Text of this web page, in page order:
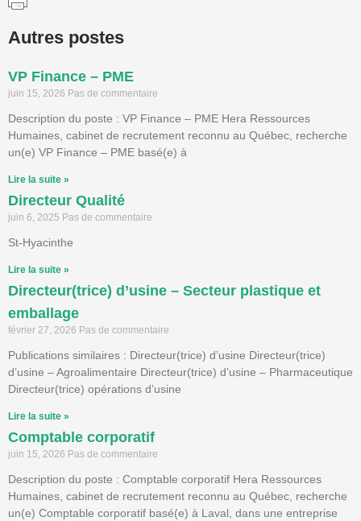
Autres postes
VP Finance – PME
juin 15, 2026 Pas de commentaire
Description du poste : VP Finance – PME Hera Ressources
Humaines, cabinet de recrutement reconnu au Québec, recherche
un(e) VP Finance – PME basé(e) à
Lire la suite »
Directeur Qualité
juin 6, 2025 Pas de commentaire
St-Hyacinthe
Lire la suite »
Directeur(trice) d’usine – Secteur plastique et
emballage
février 27, 2026 Pas de commentaire
Publications similaires : Directeur(trice) d’usine Directeur(trice)
d’usine – Agroalimentaire Directeur(trice) d’usine – Pharmaceutique
Directeur(trice) opérations d’usine
Lire la suite »
Comptable corporatif
juin 15, 2026 Pas de commentaire
Description du poste : Comptable corporatif Hera Ressources
Humaines, cabinet de recrutement reconnu au Québec, recherche
un(e) Comptable corporatif basé(e) à Laval, dans une entreprise